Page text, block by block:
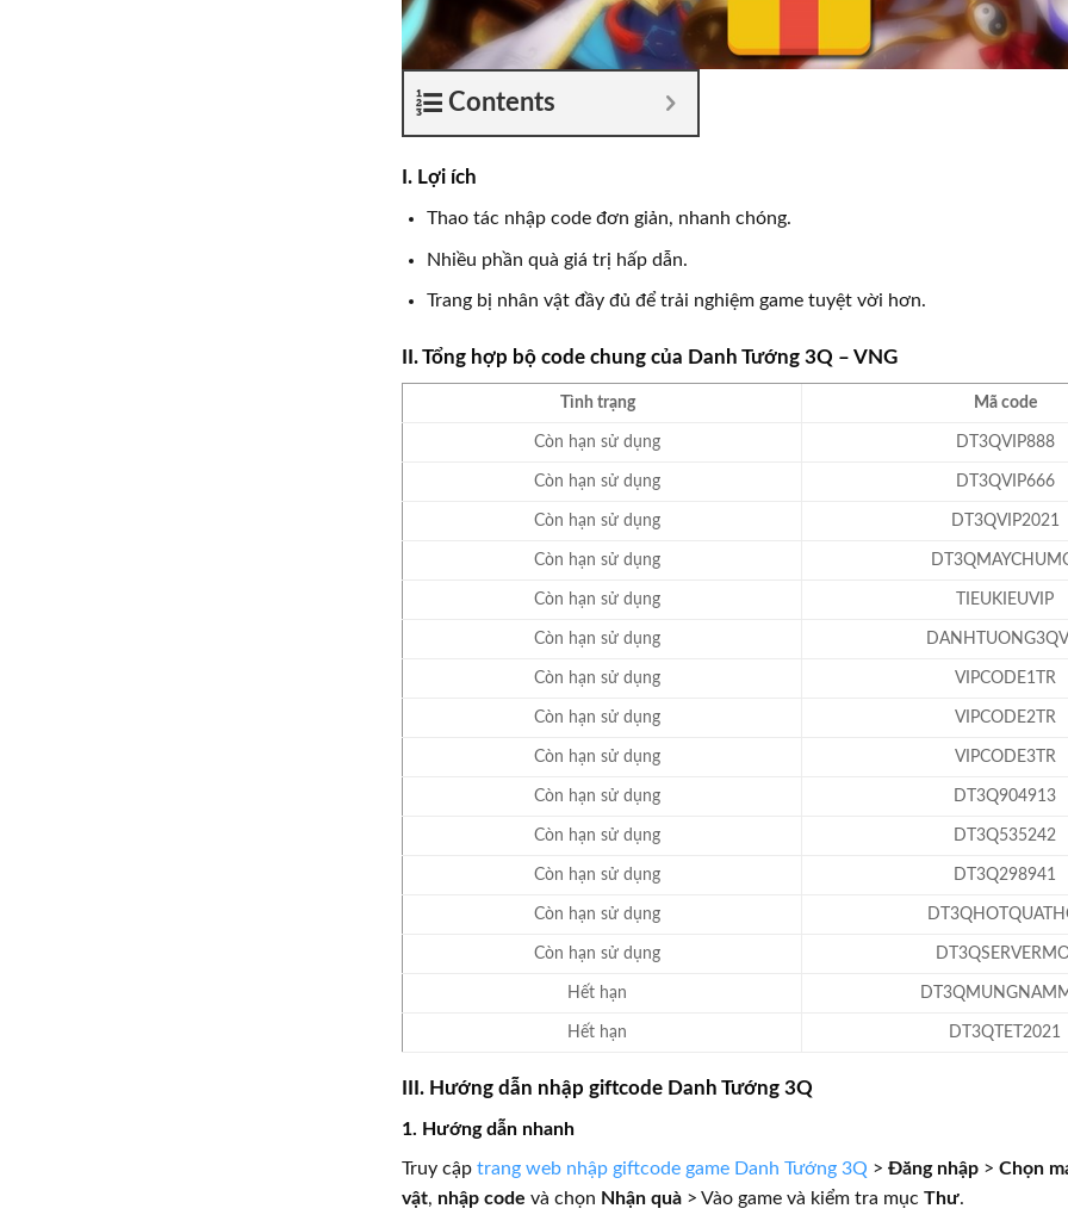
Contents
I. Lợi ích
Thao tác nhập code đơn giản, nhanh chóng.
Nhiều phần quà giá trị hấp dẫn.
Trang bị nhân vật đầy đủ để trải nghiệm game tuyệt vời hơn.
II. Tổng hợp bộ code chung của Danh Tướng 3Q – VNG
Tình trạng Mã code
Còn hạn sử dụng DT3QVIP888
Còn hạn sử dụng DT3QVIP666
Còn hạn sử dụng DT3QVIP2021
Còn hạn sử dụng
Còn hạn sử dụng TIEUKIEUVIP
Còn hạn sử dụng
Còn hạn sử dụng VIPCODE1TR
Còn hạn sử dụng VIPCODE2TR
Còn hạn sử dụng VIPCODE3TR
Còn hạn sử dụng DT3Q904913
Còn hạn sử dụng DT3Q535242
Còn hạn sử dụng DT3Q298941
Còn hạn sử dụng
Còn hạn sử dụng
Hết hạn
Hết hạn DT3QTET2021
III. Hướng dẫn nhập giftcode Danh Tướng 3Q
1. Hướng dẫn nhanh
Truy cập trang web nhập giftcode game Danh Tướng 3Q > Đăng nhập > Chọn
vật, nhập code và chọn Nhận quà > Vào game và kiểm tra mục Thư.